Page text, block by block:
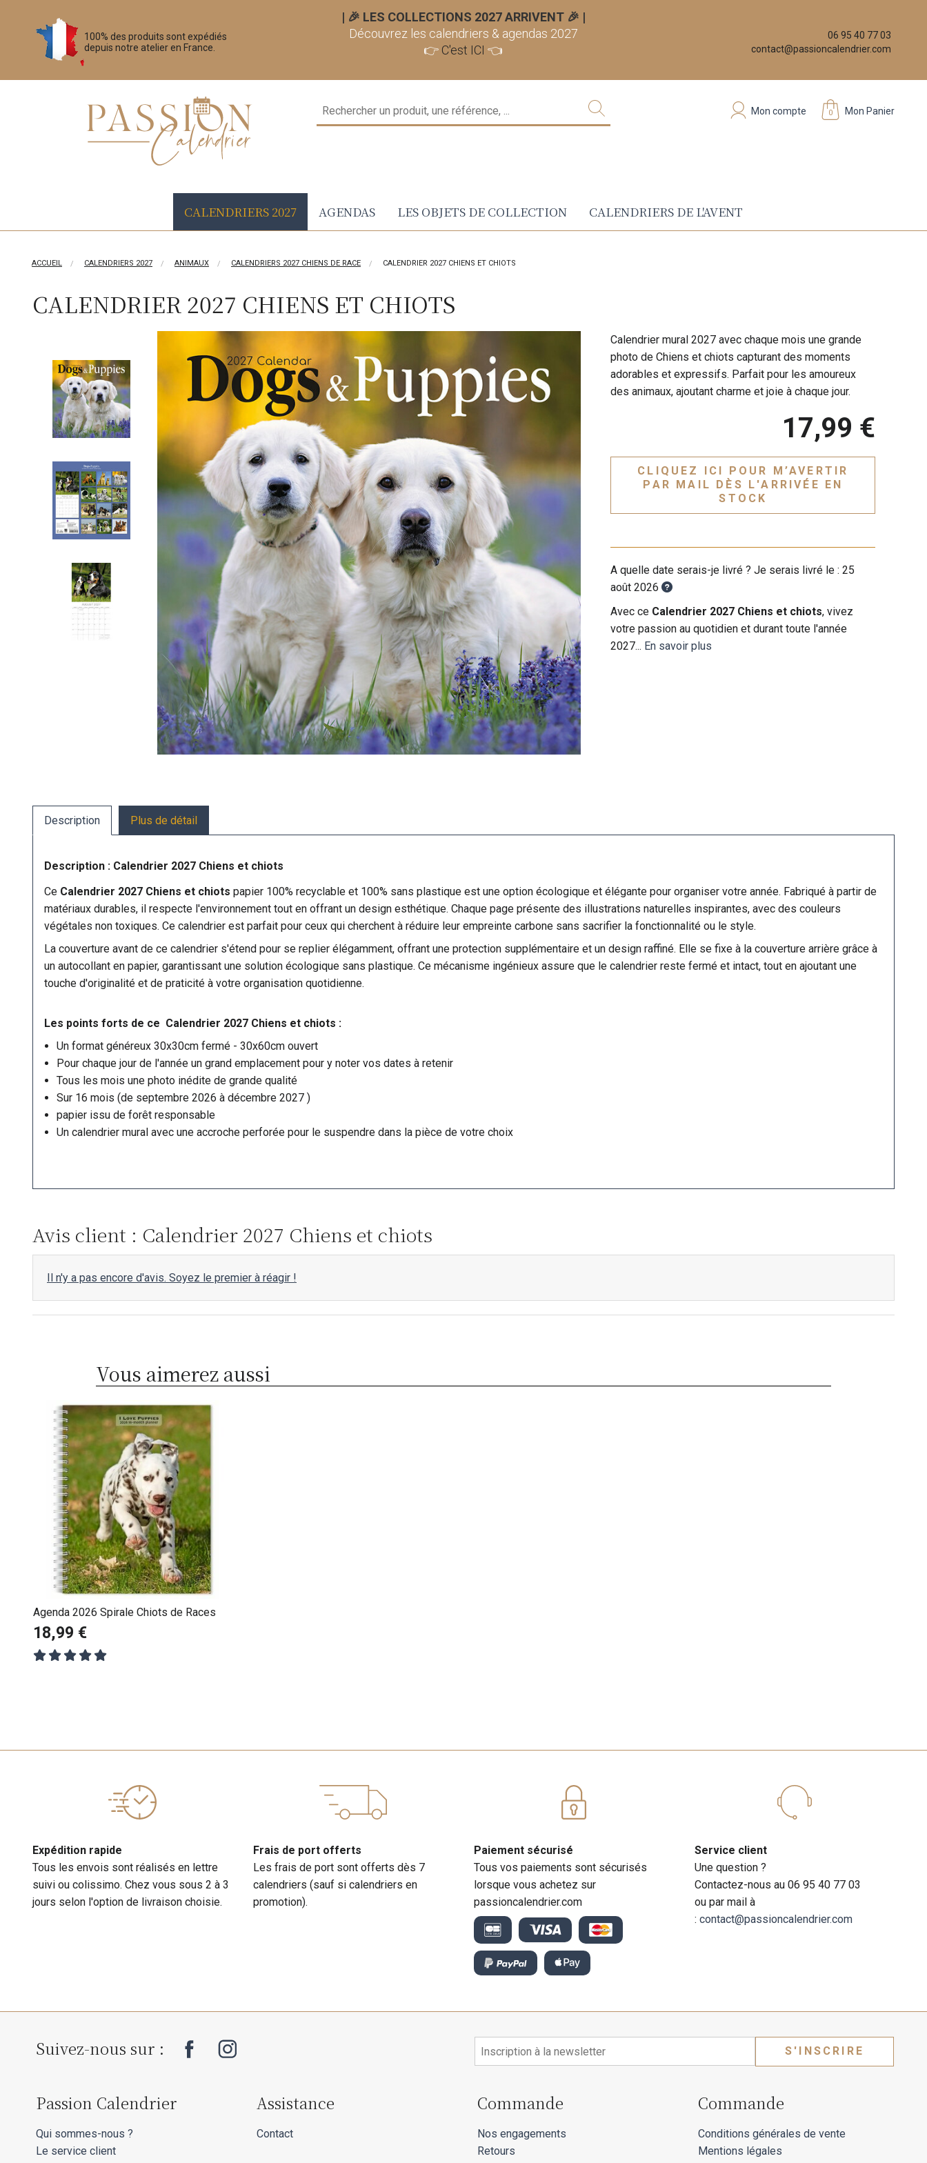
100% des produits sont expédiés
depuis notre atelier en France.
| 🎉 LES COLLECTIONS 2027 ARRIVENT 🎉 |
Découvrez les calendriers & agendas 2027
👉 C'est ICI 👈
06 95 40 77 03
contact@passioncalendrier.com
0 Mon Panier
Mon compte
CALENDRIERS 2027 AGENDAS LES OBJETS DE COLLECTION CALENDRIERS DE L'AVENT
ACCUEIL CALENDRIERS 2027 ANIMAUX CALENDRIERS 2027 CHIENS DE RACE CALENDRIER 2027 CHIENS ET CHIOTS
CALENDRIER 2027 CHIENS ET CHIOTS
Calendrier mural 2027 avec chaque mois une grande
photo de Chiens et chiots capturant des moments
adorables et expressifs. Parfait pour les amoureux
des animaux, ajoutant charme et joie à chaque jour.
17,99 €
CLIQUEZ ICI POUR M’AVERTIR
PAR MAIL DÈS L'ARRIVÉE EN
STOCK
A quelle date serais-je livré ? Je serais livré le :25
août 2026
Avec ce Calendrier 2027 Chiens et chiots, vivez
votre passion au quotidien et durant toute l'année
2027... En savoir plus
Description Plus de détail
Description : Calendrier 2027 Chiens et chiots
Ce Calendrier 2027 Chiens et chiots papier 100% recyclable et 100% sans plastique est une option écologique et élégante pour organiser votre année. Fabriqué à partir de
matériaux durables, il respecte l'environnement tout en offrant un design esthétique. Chaque page présente des illustrations naturelles inspirantes, avec des couleurs
végétales non toxiques. Ce calendrier est parfait pour ceux qui cherchent à réduire leur empreinte carbone sans sacrifier la fonctionnalité ou le style.
La couverture avant de ce calendrier s'étend pour se replier élégamment, offrant une protection supplémentaire et un design raffiné. Elle se fixe à la couverture arrière grâce à
un autocollant en papier, garantissant une solution écologique sans plastique. Ce mécanisme ingénieux assure que le calendrier reste fermé et intact, tout en ajoutant une
touche d'originalité et de praticité à votre organisation quotidienne.
Les points forts de ce Calendrier 2027 Chiens et chiots :
Un format généreux 30x30cm fermé - 30x60cm ouvert
Pour chaque jour de l'année un grand emplacement pour y noter vos dates à retenir
Tous les mois une photo inédite de grande qualité
Sur 16 mois (de septembre 2026 à décembre 2027 )
papier issu de forêt responsable
Un calendrier mural avec une accroche perforée pour le suspendre dans la pièce de votre choix
Avis client : Calendrier 2027 Chiens et chiots
Il n'y a pas encore d'avis. Soyez le premier à réagir !
Vous aimerez aussi
Agenda 2026 Spirale Chiots de Races
18,99 €
Expédition rapide
Tous les envois sont réalisés en lettre
suivi ou colissimo. Chez vous sous 2 à 3
jours selon l'option de livraison choisie.
Frais de port offerts
Les frais de port sont offerts dès 7
calendriers (sauf si calendriers en
promotion).
Paiement sécurisé
Tous vos paiements sont sécurisés
lorsque vous achetez sur
passioncalendrier.com
Service client
Une question ?
Contactez-nous au 06 95 40 77 03
ou par mail à
: contact@passioncalendrier.com
Suivez-nous sur : S'INSCRIRE
Passion Calendrier
Qui sommes-nous ?
Le service client
Assistance
Contact
Commande
Nos engagements
Retours
Commande
Conditions générales de vente
Mentions légales